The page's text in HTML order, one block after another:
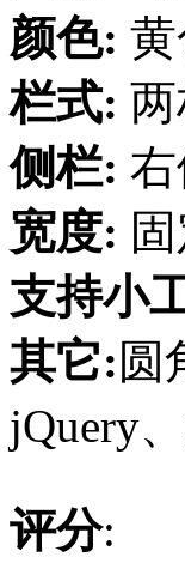
颜色:
栏式:
侧栏:
宽度:
支持小
其它:圆
jQuery
评分: